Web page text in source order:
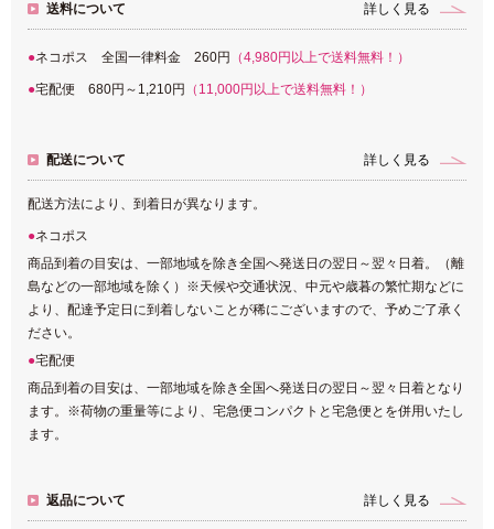
送料について 詳しく見る
ネコポス 全国一律料金 260円 （4,980円以上で送料無料！）
宅配便 680円～1,210円 （11,000円以上で送料無料！）
配送について 詳しく見る
配送方法により、到着日が異なります。
ネコポス
商品到着の目安は、一部地域を除き全国へ発送日の翌日～翌々日着。（離
島などの一部地域を除く）※天候や交通状況、中元や歳暮の繁忙期などに
より、配達予定日に到着しないことが稀にございますので、予めご了承く
ださい。
宅配便
商品到着の目安は、一部地域を除き全国へ発送日の翌日～翌々日着となり
ます。※荷物の重量等により、宅急便コンパクトと宅急便とを併用いたし
ます。
返品について 詳しく見る